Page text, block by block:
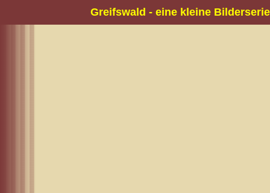
Greifswald - eine kleine Bilderserie